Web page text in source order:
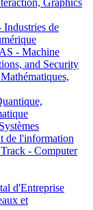
Graphics
de
- Machine
and Security
de l'information
- Computer
d'Entreprise
et